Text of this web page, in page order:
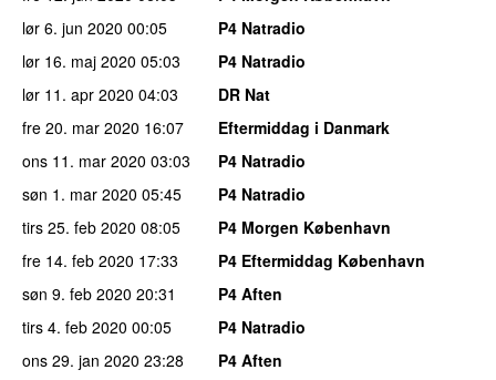
lør 6. jun 2020 00:05
P4 Natradio
lør 16. maj 2020 05:03
P4 Natradio
lør 11. apr 2020 04:03
DR Nat
fre 20. mar 2020 16:07
Eftermiddag i Danmark
ons 11. mar 2020 03:03
P4 Natradio
søn 1. mar 2020 05:45
P4 Natradio
tirs 25. feb 2020 08:05
P4 Morgen København
fre 14. feb 2020 17:33
P4 Eftermiddag København
søn 9. feb 2020 20:31
P4 Aften
tirs 4. feb 2020 00:05
P4 Natradio
ons 29. jan 2020 23:28
P4 Aften